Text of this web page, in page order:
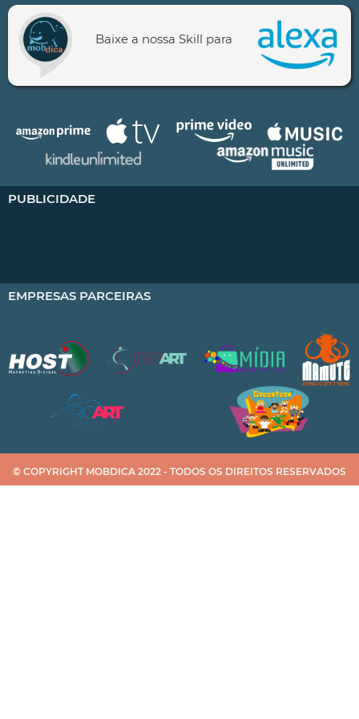
Baixe a nossa Skill para
PUBLICIDADE
EMPRESAS PARCEIRAS
© COPYRIGHT MOBDICA 2022 - TODOS OS DIREITOS RESERVADOS